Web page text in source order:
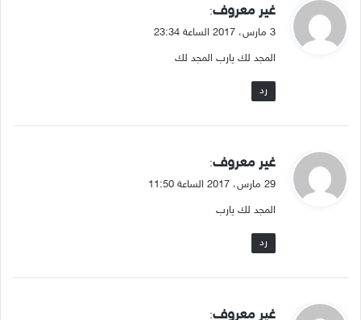
ي
ق
ل
غير معروف:
3 مارس، 2017 الساعة 23:34
المجد لك يارب المجد لك
رد
ي
ق
ل
غير معروف:
29 مارس، 2017 الساعة 11:50
المجد لك يارب
رد
ي
غير معروف: